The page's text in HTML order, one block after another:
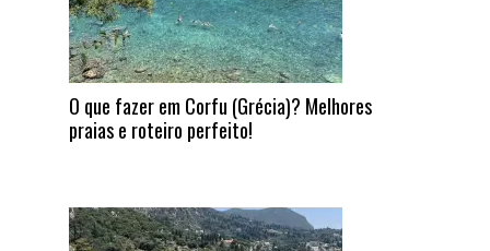
O que fazer em Corfu (Grécia)? Melhores
praias e roteiro perfeito!